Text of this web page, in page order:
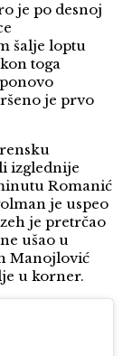
je po desnoj
šalje loptu
toga
je prvo
izglednije
Romanić
je uspeo
je pretrčao
ušao u
Manojlović
u korner.